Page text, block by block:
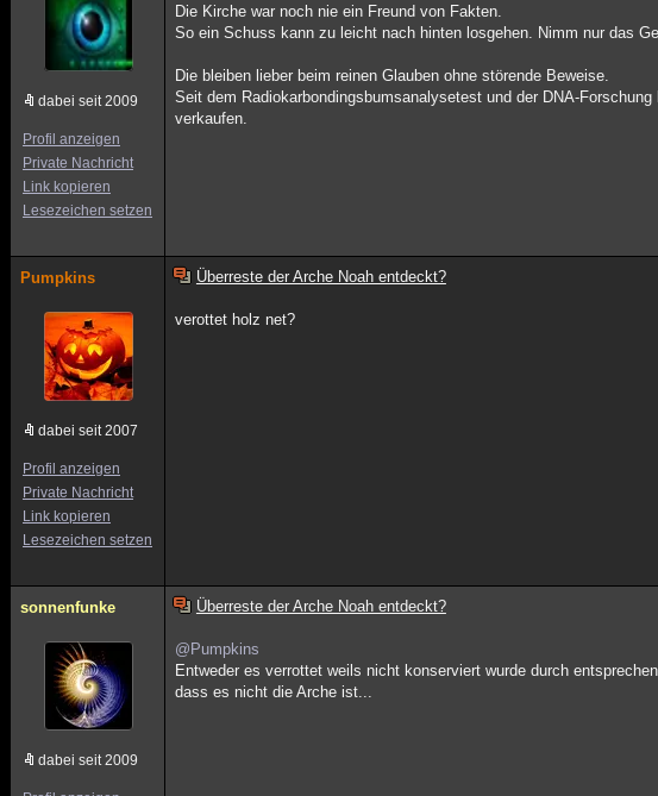
dabei seit 2009
Profil anzeigen
Private Nachricht
Link kopieren
Lesezeichen setzen
Die Kirche war noch nie ein Freund von Fakten.
So ein Schuss kann zu leicht nach hinten losgehen. Nimm nur das
Die bleiben lieber beim reinen Glauben ohne störende Beweise.
Seit dem Radiokarbondingsbumsanalysetest und der DNA-
verkaufen.
Pumpkins
dabei seit 2007
Profil anzeigen
Private Nachricht
Link kopieren
Lesezeichen setzen
Überreste der Arche Noah entdeckt?
verottet holz net?
sonnenfunke
dabei seit 2009
Überreste der Arche Noah entdeckt?
@Pumpkins
Entweder es verrottet weils nicht konserviert wurde durch
dass es nicht die Arche ist...